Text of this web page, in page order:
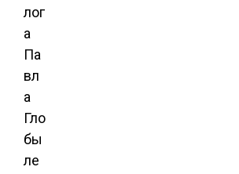
лог
а
Па
вл
а
Гло
бы
ле